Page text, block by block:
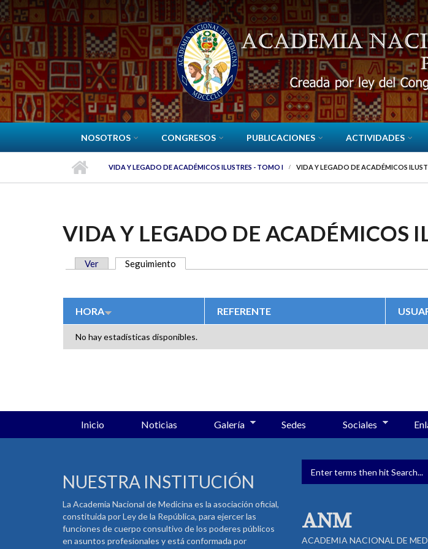
Pasar al contenido principal
NOSOTROS CONGRESOS PUBLICACIONES ACTIVIDADES
VIDA Y LEGADO DE ACADÉMICOS ILUSTRES - TOMO I VIDA Y LEGADO DE ACADÉMICOS
VIDA Y LEGADO DE ACADÉMICOS
Ver Seguimiento
HORA REFERENTE
No hay estadísticas disponibles.
Inicio Noticias Galería Sedes Sociales
NUESTRA INSTITUCIÓN
La Academia Nacional de Medicina es la asociación oficial,
constituida por Ley de la República, para ejercer las
funciones de cuerpo consultivo de los poderes públicos
en asuntos profesionales y está conformada por
FORMULARIO
ANM
ACADEMIA NACIONAL DE